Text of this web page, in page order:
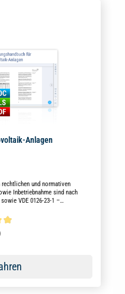
Anlagen
und normativen
Inbetriebnahme sind nach
VDE 0126-23-1 –
von 5 Sternen